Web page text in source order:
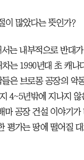
이 많았다는 뜻인가?
는 내부적으로 반대
는 1990년대 초 캐나
은 브로몽 공장의 악
4~5년밖에 지나지
마 공장 건설 이야기
평가는 땅에 떨어질